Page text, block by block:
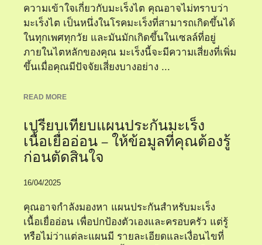
ความเข้าใจเกี่ยวกับมะเร็งไต คุณอาจไม่ทราบว่า
มะเร็งไต เป็นหนึ่งในโรคมะเร็งที่สามารถเกิดขึ้นได้
ในทุกเพศทุกวัย และมันมักเกิดขึ้นในเซลล์ที่อยู่
ภายในไตหลักของคุณ มะเร็งนี้จะมีความเสี่ยงที่เพิ่ม
ขึ้นเมื่อคุณมีปัจจัยเสี่ยงบางอย่าง ...
READ MORE
เปรียบเทียบแผนประกันมะเร็ง
เนื้อเยื่ออ่อน – ให้ข้อมูลที่คุณต้องรู้
ก่อนตัดสินใจ
16/04/2025
คุณอาจกำลังมองหา แผนประกันสำหรับมะเร็ง
เนื้อเยื่ออ่อน เพื่อปกป้องตัวเองและครอบครัว แต่รู้
หรือไม่ว่าแต่ละแผนมี รายละเอียดและเงื่อนไขที่